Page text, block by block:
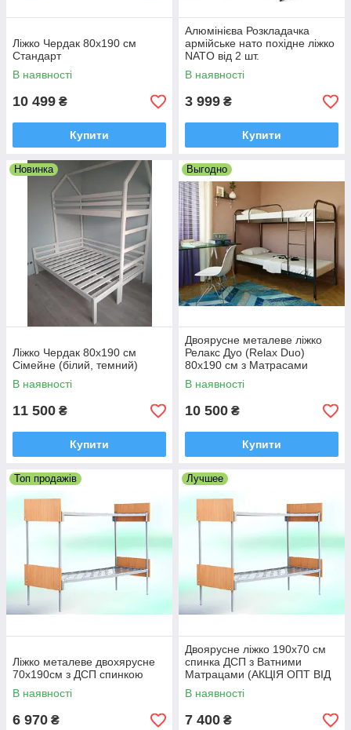
Ліжко Чердак 80х190 см
Стандарт
В наявності
10 499 ₴
Купити
Алюмінієва Розкладачка
армійське нато похідне ліжко
NATO від 2 шт.
В наявності
3 999 ₴
Купити
Новинка
Ліжко Чердак 80х190 см
Сімейне (білий, темний)
В наявності
11 500 ₴
Купити
Выгодно
Двоярусне металеве ліжко
Релакс Дуо (Relax Duo)
80х190 см з Матрасами
(АКЦІЯ ОПТ ВІД 2 шт.)
В наявності
10 500 ₴
Купити
Топ продажів
Ліжко металеве двохярусне
70х190см з ДСП спинкою
В наявності
6 970 ₴
Лучшее
Двоярусне ліжко 190х70 см
спинка ДСП з Ватними
Матрацами (АКЦІЯ ОПТ ВІД
2 шт.)
В наявності
7 400 ₴